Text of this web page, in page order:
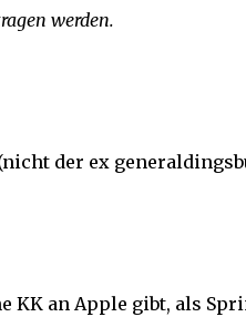
werden.
der ex
KK an Apple gibt, als